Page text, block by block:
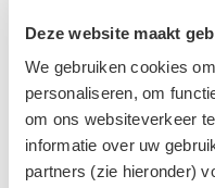
Deze website maakt
We gebruiken cookies
personaliseren, om
om ons websiteverkeer
informatie over uw
partners (zie hieronder)